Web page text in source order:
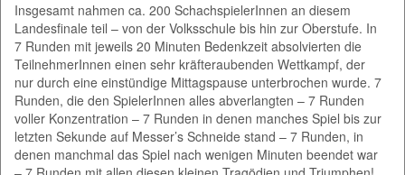
Insgesamt nahmen ca. 200 SchachspielerInnen an diesem
Landesfinale teil – von der Volksschule bis hin zur Oberstufe. In
7 Runden mit jeweils 20 Minuten Bedenkzeit absolvierten die
TeilnehmerInnen einen sehr kräfteraubenden Wettkampf, der
nur durch eine einstündige Mittagspause unterbrochen wurde. 7
Runden, die den SpielerInnen alles abverlangten – 7 Runden
voller Konzentration – 7 Runden in denen manches Spiel bis zur
letzten Sekunde auf Messer’s Schneide stand – 7 Runden, in
denen manchmal das Spiel nach wenigen Minuten beendet war